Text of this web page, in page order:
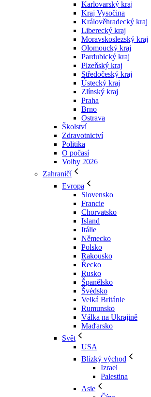
Karlovarský kraj
Kraj Vysočina
Králověhradecký kraj
Liberecký kraj
Moravskoslezský kraj
Olomoucký kraj
Pardubický kraj
Plzeňský kraj
Středočeský kraj
Ústecký kraj
Zlínský kraj
Praha
Brno
Ostrava
Školství
Zdravotnictví
Politika
O počasí
Volby 2026
Zahraničí
Evropa
Slovensko
Francie
Chorvatsko
Island
Itálie
Německo
Polsko
Rakousko
Řecko
Rusko
Španělsko
Švédsko
Velká Británie
Rumunsko
Válka na Ukrajině
Maďarsko
Svět
USA
Blízký východ
Izrael
Palestina
Asie